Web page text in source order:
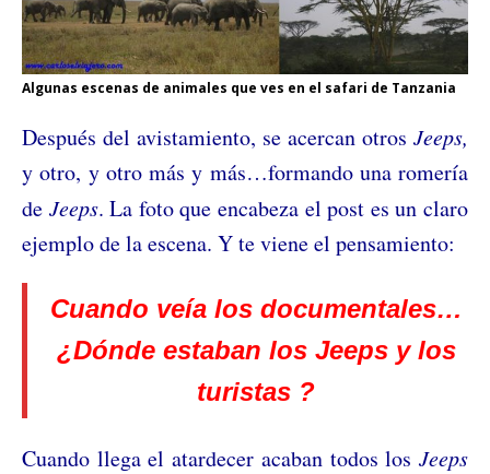
Algunas escenas de animales que ves en el safari de Tanzania
Después del avistamiento, se acercan otros Jeeps,
y otro, y otro más y más…formando una romería
de Jeeps. La foto que encabeza el post es un claro
ejemplo de la escena. Y te viene el pensamiento:
Cuando veía los documentales…
¿Dónde estaban los Jeeps y los
turistas ?
Cuando llega el atardecer acaban todos los Jeeps